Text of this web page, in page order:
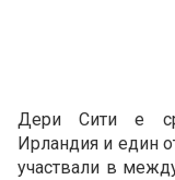
Дери Сити е
Ирландия и един
участвали в